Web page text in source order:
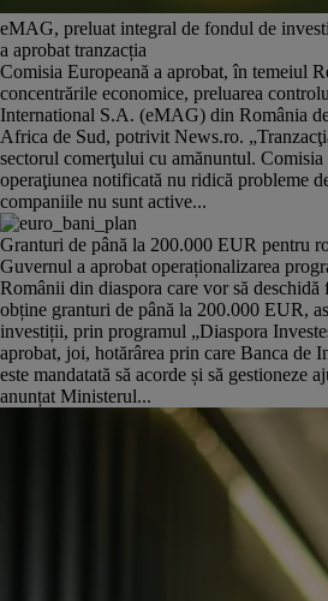
eMAG, preluat integral de fondul de
a aprobat tranzacția
Comisia Europeană a aprobat, în temeiul
concentrările economice, preluarea
International S.A. (eMAG) din România
Africa de Sud, potrivit News.ro.
sectorul comerţului cu amănuntul. Comisia
operaţiunea notificată nu ridică probleme
companiile nu sunt active...
Granturi de până la 200.000 EUR pentru
Guvernul a aprobat operaționalizarea
Românii din diaspora care vor să
obține granturi de până la 200.000 EUR,
investiții, prin programul „Diaspora
aprobat, joi, hotărârea prin care Banca de
este mandatată să acorde și să gestioneze
anunțat Ministerul...